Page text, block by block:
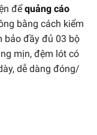
đểquảng cáo
bằng cách kiểm
bảo đầy đủ 03 bộ
mịn, đệm lót có
dễ dàng đóng/